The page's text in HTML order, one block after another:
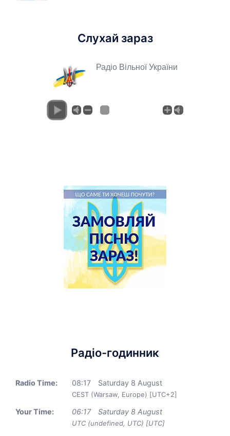
Слухай зараз
Радіо Вільної України
Радіо-годинник
Radio Time: 08:17 Saturday 8 August
CEST (Warsaw, Europe) [UTC+2]
Your Time: 06:17 Saturday 8 August
UTC (undefined, UTC) [UTC]